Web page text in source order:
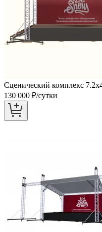
Сценический комплекс
130 000 ₽/сутки